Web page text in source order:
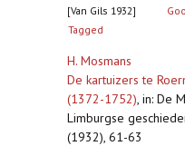
[Van Gils 1932]
Tagged
H. Mosmans
De kartuizers te
(1372-1752), in: De
Limburgse
(1932), 61-63